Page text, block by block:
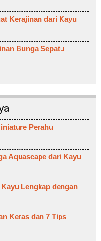
Kerajinan dari Kayu
Bunga Sepatu
Perahu
Aquascape dari Kayu
Lengkap dengan
Keras dan 7 Tips